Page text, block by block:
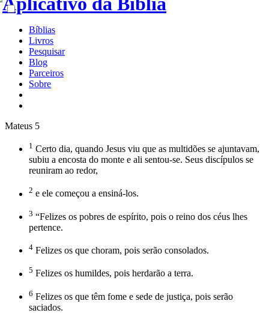
Bíblias
Livros
Pesquisar
Blog
Parceiros
Sobre
Mateus 5
1 Certo dia, quando Jesus viu que as multidões se ajuntavam,
subiu a encosta do monte e ali sentou-se. Seus discípulos se
reuniram ao redor,
2 e ele começou a ensiná-los.
3 “Felizes os pobres de espírito, pois o reino dos céus lhes
pertence.
4 Felizes os que choram, pois serão consolados.
5 Felizes os humildes, pois herdarão a terra.
6 Felizes os que têm fome e sede de justiça, pois serão
saciados.